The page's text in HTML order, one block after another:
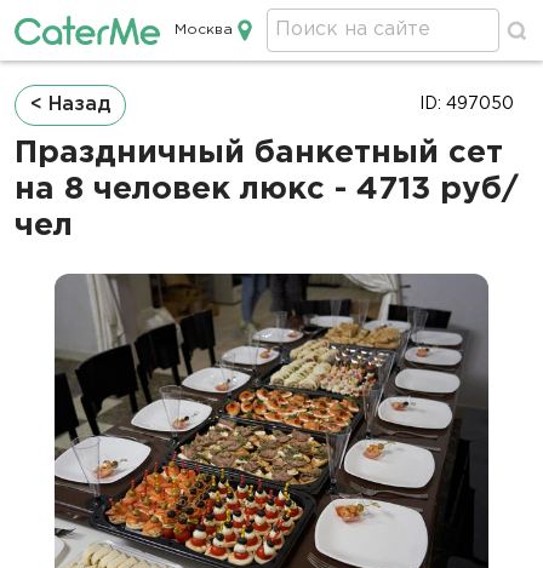
Кейтеринг в Москве
Москва
Строка
навигации
< Назад
Праздничный банкетный сет
на 8 человек люкс - 4713 руб/
чел
ID: 497050